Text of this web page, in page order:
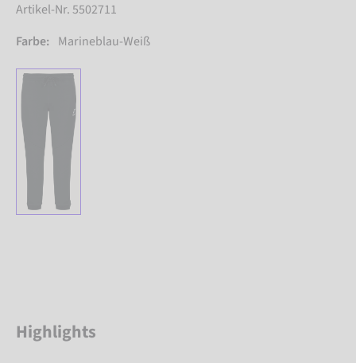
Artikel-Nr. 5502711
Farbe: Marineblau-Weiß
Highlights